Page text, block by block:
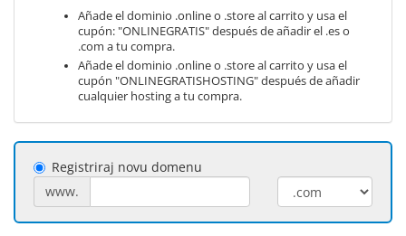
Añade el dominio .online o .store al carrito y usa el
cupón: "ONLINEGRATIS" después de añadir el .es o
.com a tu compra.
Añade el dominio .online o .store al carrito y usa el
cupón "ONLINEGRATISHOSTING" después de añadir
cualquier hosting a tu compra.
Registriraj novu domenu
www.